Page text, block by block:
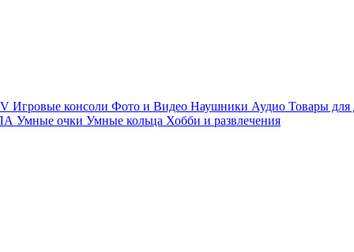
Игровые консоли Фото и Видео Наушники Аудио Товары для
Умные очки Умные кольца Хобби и развлечения